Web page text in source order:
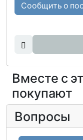
Сообщить о
Вместе с
покупают
Вопросы